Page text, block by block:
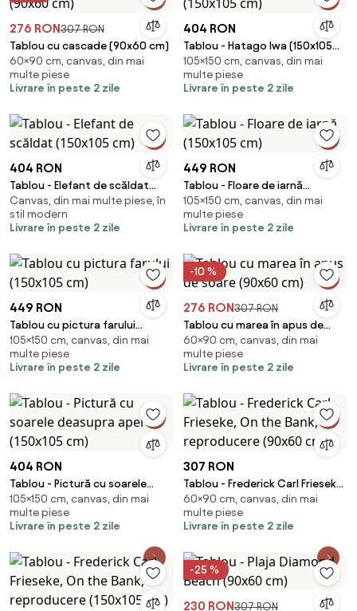
276 RON307 RON
Tablou cu cascade (90x60 cm)
60×90 cm, canvas, din mai
multe piese
Livrare în peste 2 zile
404 RON
Tablou - Hatago Iwa (150x105
cm)
105×150 cm, canvas, din mai
multe piese
Livrare în peste 2 zile
404 RON
Tablou - Elefant de scăldat
(150x105 cm)
Canvas, din mai multe piese, în
stil modern
Livrare în peste 2 zile
449 RON
Tablou - Floare de iarnă
(150x105 cm)
105×150 cm, canvas, din mai
multe piese
Livrare în peste 2 zile
449 RON
Tablou cu pictura farului
(150x105 cm)
105×150 cm, canvas, din mai
multe piese
Livrare în peste 2 zile
-10 %
276 RON307 RON
Tablou cu marea în apus de
soare (90x60 cm)
60×90 cm, canvas, din mai
multe piese
Livrare în peste 2 zile
404 RON
Tablou - Pictură cu soarele
deasupra apei (150x105 cm)
105×150 cm, canvas, din mai
multe piese
Livrare în peste 2 zile
307 RON
Tablou - Frederick Carl Frieseke,
On the Bank, reproducere
(90x60 cm)
60×90 cm, canvas, din mai
multe piese
Livrare în peste 2 zile
-25 %
230 RON307 RON